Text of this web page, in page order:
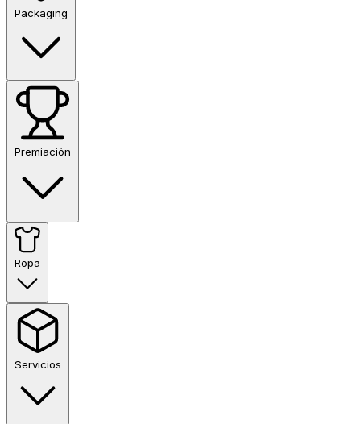
Packaging
Premiación
Ropa
Servicios